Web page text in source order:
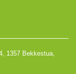
1357 Bekkestua,